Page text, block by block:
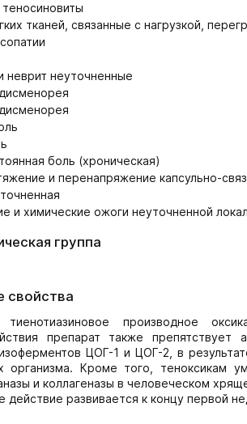
тканей, связанные с нагрузкой,
неврит неуточненные
боль (хроническая)
и перенапряжение капсульно-
и химические ожоги неуточненной
группа
свойства
производное
препарат также препятствует
ЦОГ-1 и ЦОГ-2, в
организма. Кроме того, теноксикам
и коллагеназы в человеческом
действие развивается к концу первой